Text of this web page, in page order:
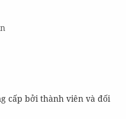
cấp bởi thành viên và đối